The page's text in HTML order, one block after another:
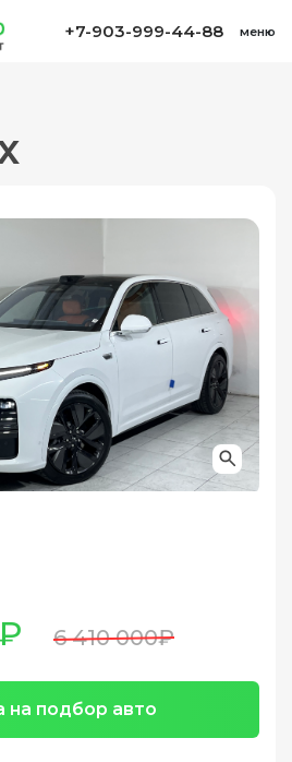
+7-903-999-44-88 меню
6 410 000₽
на подбор авто